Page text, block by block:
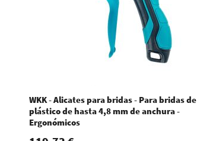
WKK - Alicates para bridas - Para bridas de
plástico de hasta 4,8 mm de anchura -
Ergonómicos